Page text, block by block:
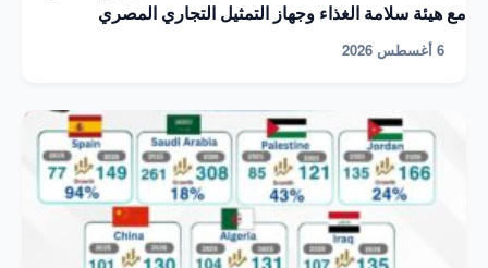
مع هيئة سلامة الغذاء وجهاز التمثيل التجاري المصري
6 أغسطس 2026